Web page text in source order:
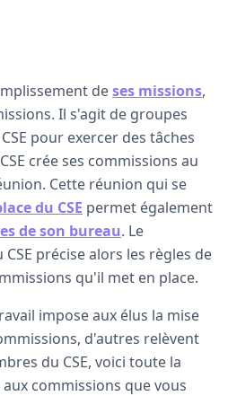
deses missions,
Il s'agit de groupes
pour exercer des tâches
crée ses commissions au
Cette réunion qui se
du CSE permet également
de son bureau. Le
CSE précise alors les règles de
qu'il met en place.
impose aux élus la mise
d'autres relèvent
du CSE, voici toute la
commissions que vous